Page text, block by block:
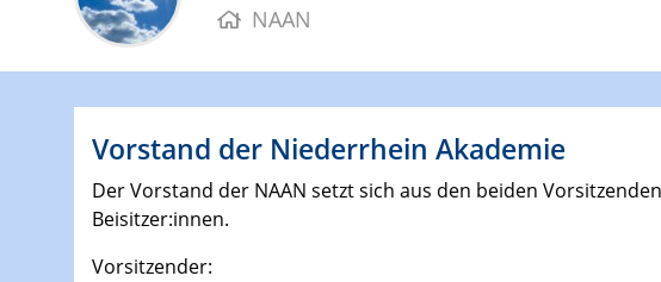
NAAN
Vorstand der Niederrhein Akademie
Der Vorstand der NAAN setzt sich aus den beiden
Beisitzer:innen.
Vorsitzender: